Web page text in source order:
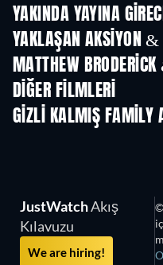
YAKINDA YAYINA
YAKLAŞAN AKSIYON &
MATTHEW
DIĞER FILMLERI
GIZLI KALMIŞ FAMILY
TV
JustWatchAkış
Kılavuzu
We are hiring!